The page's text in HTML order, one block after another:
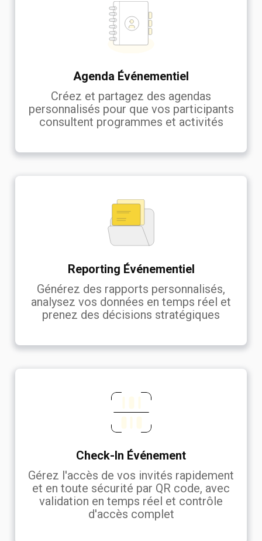
Agenda Événementiel
Créez et partagez des agendas
personnalisés pour que vos participants
consultent programmes et activités
Reporting Événementiel
Générez des rapports personnalisés,
analysez vos données en temps réel et
prenez des décisions stratégiques
Check-In Événement
Gérez l'accès de vos invités rapidement
et en toute sécurité par QR code, avec
validation en temps réel et contrôle
d'accès complet